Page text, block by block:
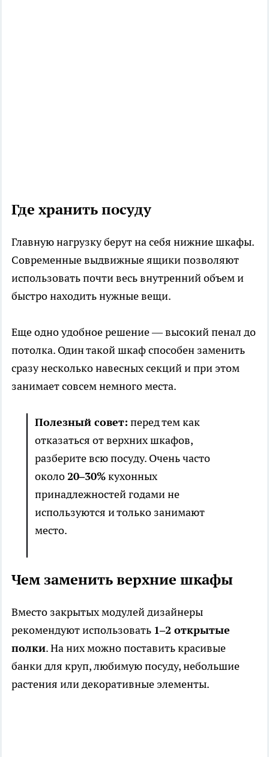
Где хранить посуду
Главную нагрузку берут на себя нижние шкафы.
Современные выдвижные ящики позволяют
использовать почти весь внутренний объем и
быстро находить нужные вещи.
Еще одно удобное решение — высокий пенал до
потолка. Один такой шкаф способен заменить
сразу несколько навесных секций и при этом
занимает совсем немного места.
Полезный совет: перед тем как
отказаться от верхних шкафов,
разберите всю посуду. Очень часто
около20–30%кухонных
принадлежностей годами не
используются и только занимают
место.
Чем заменить верхние шкафы
Вместо закрытых модулей дизайнеры
рекомендуют использовать 1–2 открытые
полки. На них можно поставить красивые
банки для круп, любимую посуду, небольшие
растения или декоративные элементы.